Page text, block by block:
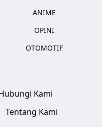
ANIME
OPINI
OTOMOTIF
Kami
Tentang Kami